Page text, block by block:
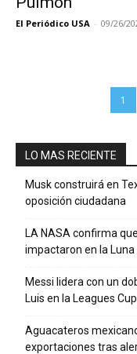
El Periódico USA - 09/26/
1
LO MAS RECIENTE
Musk construirá en
oposición ciudadana
LA NASA confirma
impactaron en la Luna
Messi lidera con un
Luis en la Leagues Cup
Aguacateros
exportaciones tras